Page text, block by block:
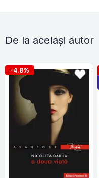
De la același autor
-4.8%